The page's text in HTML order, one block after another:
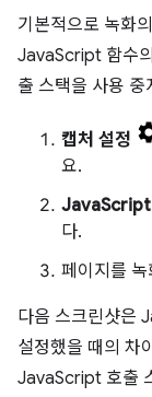
기본적으로 녹화의
JavaScript 함수
출 스택을 사용
캡처 설정
요.
JavaScript
다.
페이지를
다음 스크린샷은
설정했을 때의 차
JavaScript 호출